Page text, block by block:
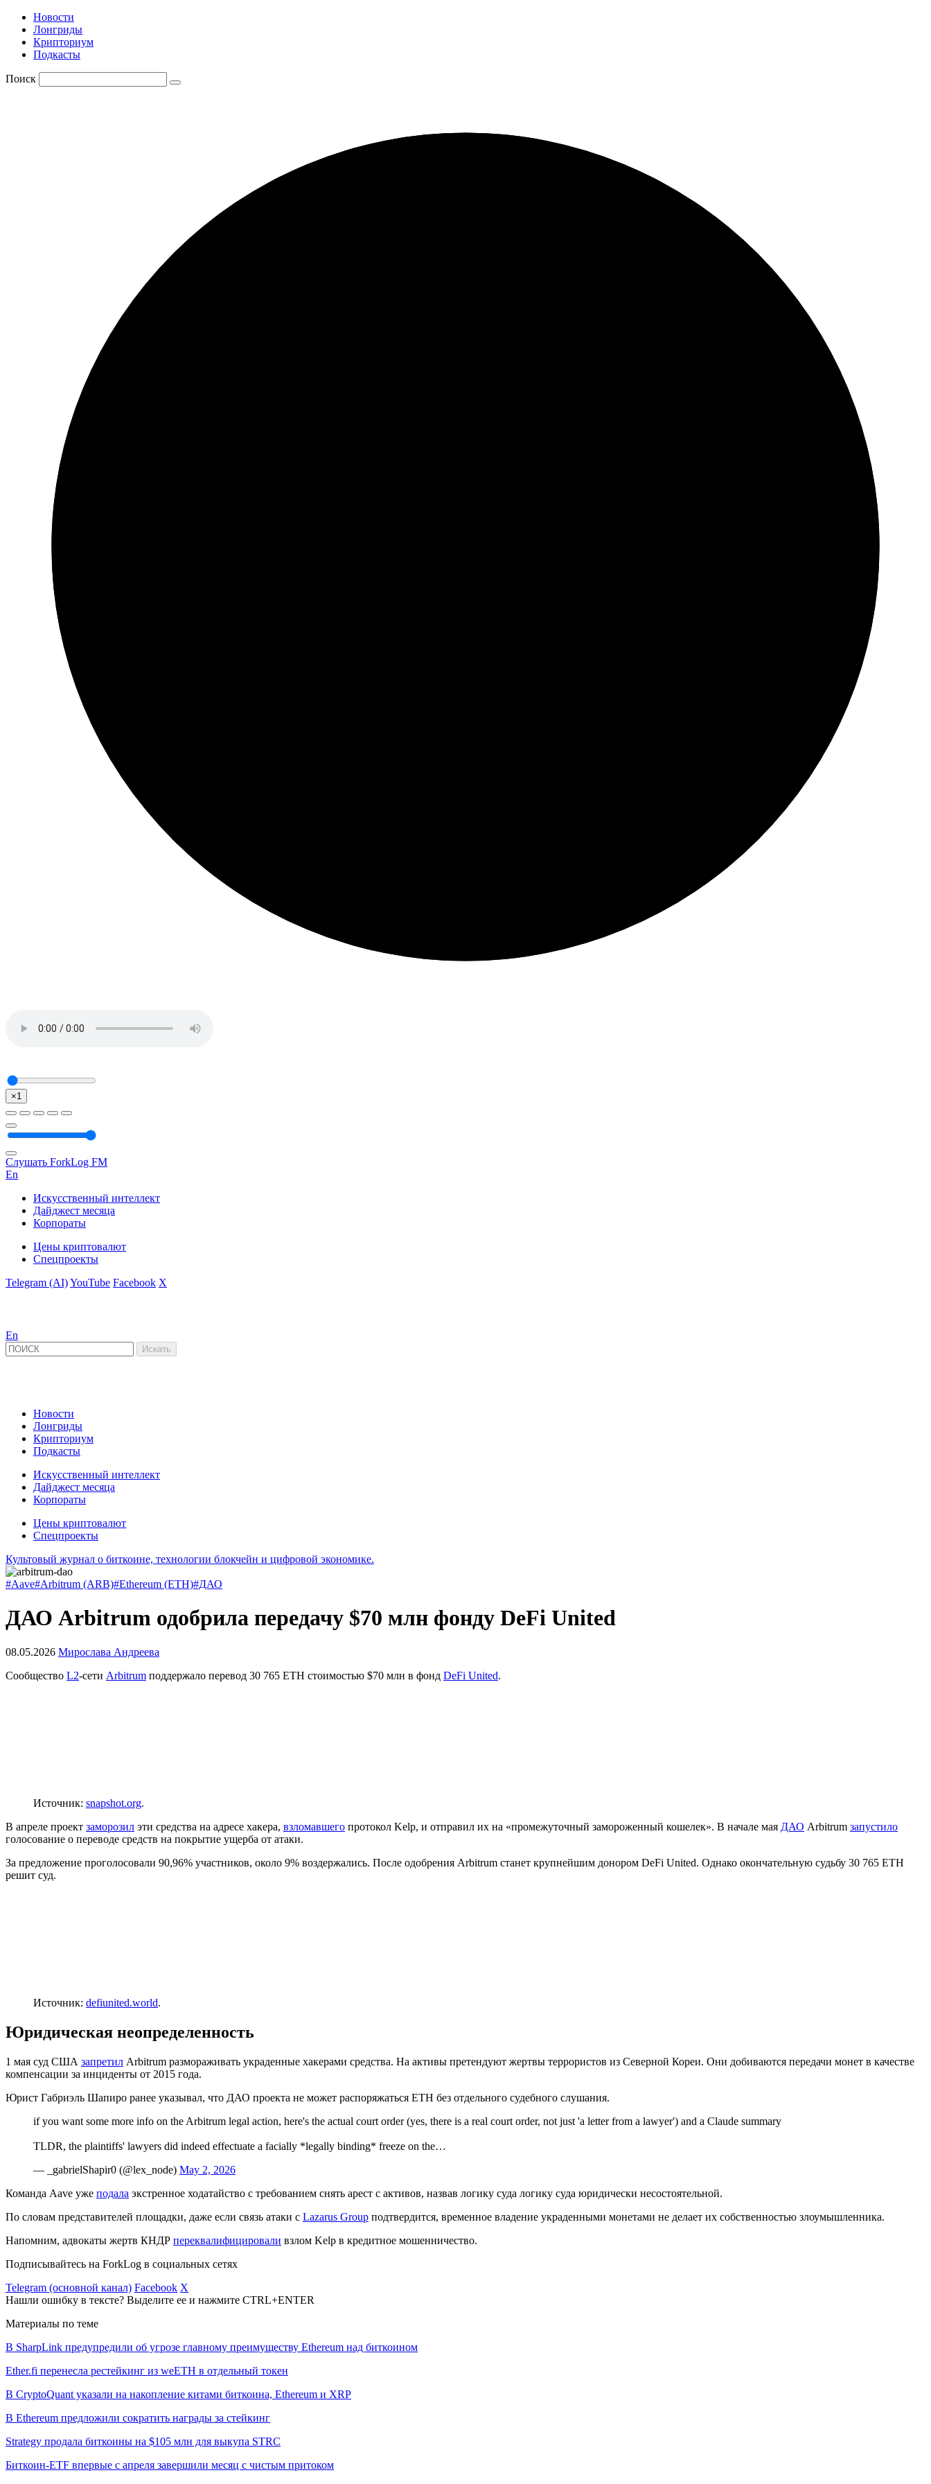
Новости
Лонгриды
Крипториум
Подкасты
Поиск
×1
Слушать ForkLog FM
En
Искусственный интеллект
Дайджест месяца
Корпораты
Цены криптовалют
Спецпроекты
Telegram (AI)YouTube Facebook X
En
Новости
Лонгриды
Крипториум
Подкасты
Искусственный интеллект
Дайджест месяца
Корпораты
Цены криптовалют
Спецпроекты
Культовый журнал о биткоине, технологии блокчейн и цифровой экономике.
#Aave#Arbitrum (ARB)#Ethereum (ETH)#ДАО
ДАО Arbitrum одобрила передачу $70 млн фонду DeFi United
08.05.2026 Мирослава Андреева
Сообщество L2-сети Arbitrum поддержало перевод 30 765 ETH стоимостью $70 млн в фонд DeFi United.
Источник: snapshot.org.
В апреле проект заморозил эти средства на адресе хакера, взломавшего протокол Kelp, и отправил их на «промежуточный замороженный кошелек». В начале мая ДАО Arbitrum запустило
голосование о переводе средств на покрытие ущерба от атаки.
За предложение проголосовали 90,96% участников, около 9% воздержались. После одобрения Arbitrum станет крупнейшим донором DeFi United. Однако окончательную судьбу 30 765 ETH
решит суд.
Источник: defiunited.world.
Юридическая неопределенность
1 мая суд США запретил Arbitrum размораживать украденные хакерами средства. На активы претендуют жертвы террористов из Северной Кореи. Они добиваются передачи монет в качестве
компенсации за инциденты от 2015 года.
Юрист Габриэль Шапиро ранее указывал, что ДАО проекта не может распоряжаться ETH без отдельного судебного слушания.
if you want some more info on the Arbitrum legal action, here's the actual court order (yes, there is a real court order, not just 'a letter from a lawyer') and a Claude summary
TLDR, the plaintiffs' lawyers did indeed effectuate a facially *legally binding* freeze on the…
— _gabrielShapir0 (@lex_node) May 2, 2026
Команда Aave уже подала экстренное ходатайство с требованием снять арест с активов, назвав логику суда логику суда юридически несостоятельной.
По словам представителей площадки, даже если связь атаки с Lazarus Group подтвердится, временное владение украденными монетами не делает их собственностью злоумышленника.
Напомним, адвокаты жертв КНДР переквалифицировали взлом Kelp в кредитное мошенничество.
Подписывайтесь на ForkLog в социальных сетях
Telegram (основной канал) Facebook X
Нашли ошибку в тексте? Выделите ее и нажмите CTRL+ENTER
Материалы по теме
В SharpLink предупредили об угрозе главному преимуществу Ethereum над биткоином
Ether.fi перенесла рестейкинг из weETH в отдельный токен
В CryptoQuant указали на накопление китами биткоина, Ethereum и XRP
В Ethereum предложили сократить награды за стейкинг
Strategy продала биткоины на $105 млн для выкупа STRC
Биткоин-ETF впервые с апреля завершили месяц с чистым притоком